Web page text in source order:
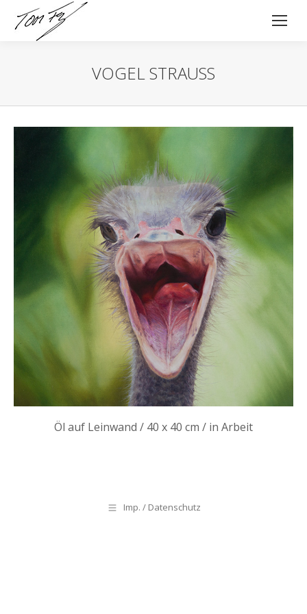
VOGEL STRAUSS
Öl auf Leinwand / 40 x 40 cm / in Arbeit
Imp. / Datenschutz